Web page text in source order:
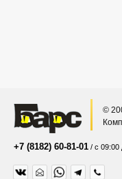
©
+7 (8182) 60-81-01 / с 09:00